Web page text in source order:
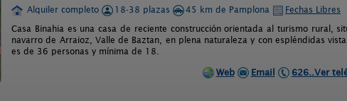
Alquiler completo
18-38 plazas 45 km de Pamplona
Fechas Libres
Casa Binahia es una casa de reciente construcción orientada al turismo rural,
navarro de Arraioz, Valle de Baztan, en plena naturaleza y con espléndidas
es de 36 personas y mínima de 18.
Web
Email 626..Ver